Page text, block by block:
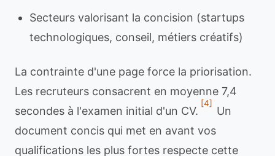
Secteurs valorisant la concision (startups
technologiques, conseil, métiers créatifs)
La contrainte d'une page force la priorisation.
Les recruteurs consacrent en moyenne 7,4
secondes à l'examen initial d'un CV.
[4]
Un
document concis qui met en avant vos
qualifications les plus fortes respecte cette